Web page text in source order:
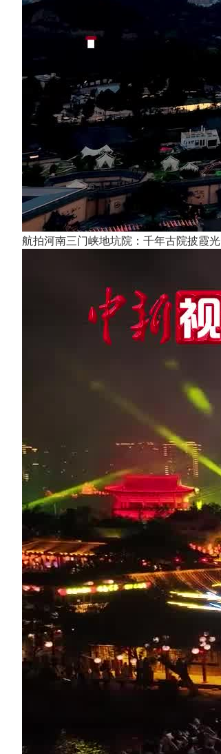
航拍河南三门峡地坑院：千年古院披霞光